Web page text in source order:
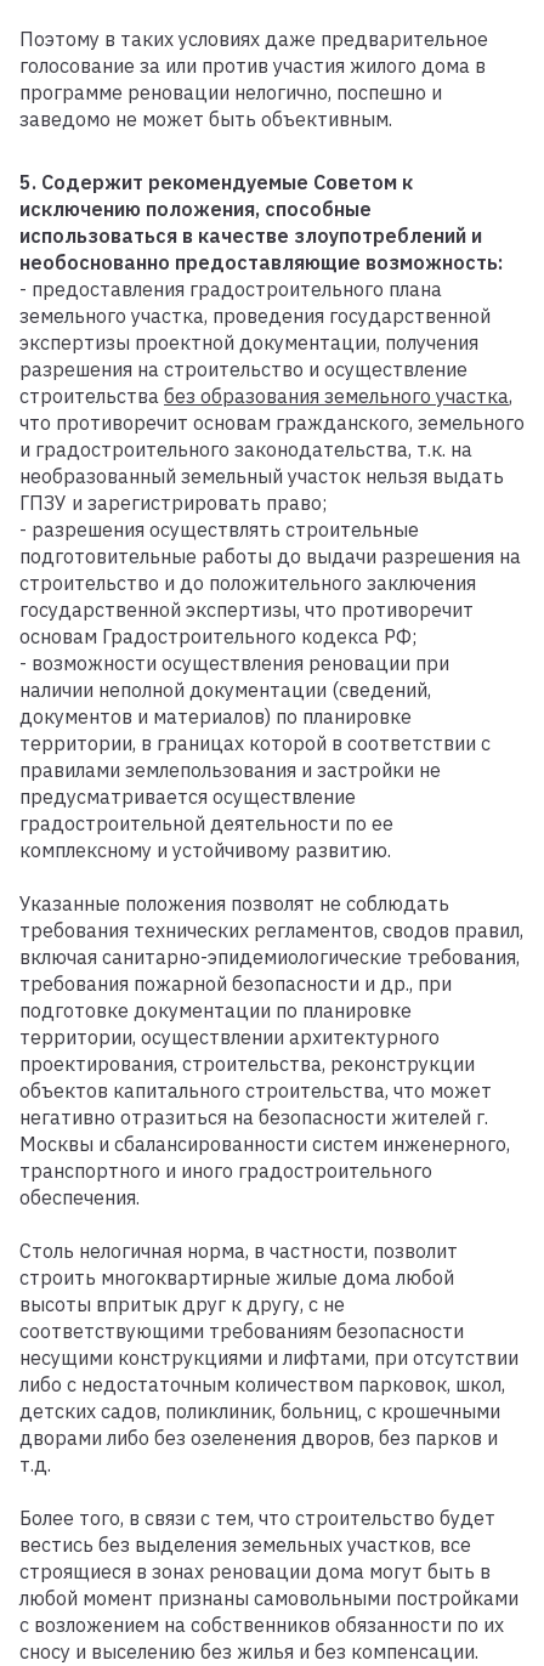
Поэтому в таких условиях даже предварительное
голосование за или против участия жилого дома в
программе реновации нелогично, поспешно и
заведомо не может быть объективным.
5. Содержит рекомендуемые Советом к
исключению положения, способные
использоваться в качестве злоупотреблений и
необоснованно предоставляющие возможность:
- предоставления градостроительного плана
земельного участка, проведения государственной
экспертизы проектной документации, получения
разрешения на строительство и осуществление
строительства без образования земельного участка,
что противоречит основам гражданского, земельного
и градостроительного законодательства, т.к. на
необразованный земельный участок нельзя выдать
ГПЗУ и зарегистрировать право;
- разрешения осуществлять строительные
подготовительные работы до выдачи разрешения на
строительство и до положительного заключения
государственной экспертизы, что противоречит
основам Градостроительного кодекса РФ;
- возможности осуществления реновации при
наличии неполной документации (сведений,
документов и материалов) по планировке
территории, в границах которой в соответствии с
правилами землепользования и застройки не
предусматривается осуществление
градостроительной деятельности по ее
комплексному и устойчивому развитию.
Указанные положения позволят не соблюдать
требования технических регламентов, сводов правил,
включая санитарно-эпидемиологические требования,
требования пожарной безопасности и др., при
подготовке документации по планировке
территории, осуществлении архитектурного
проектирования, строительства, реконструкции
объектов капитального строительства, что может
негативно отразиться на безопасности жителей г.
Москвы и сбалансированности систем инженерного,
транспортного и иного градостроительного
обеспечения.
Столь нелогичная норма, в частности, позволит
строить многоквартирные жилые дома любой
высоты впритык друг к другу, с не
соответствующими требованиям безопасности
несущими конструкциями и лифтами, при отсутствии
либо с недостаточным количеством парковок, школ,
детских садов, поликлиник, больниц, с крошечными
дворами либо без озеленения дворов, без парков и
т.д.
Более того, в связи с тем, что строительство будет
вестись без выделения земельных участков, все
строящиеся в зонах реновации дома могут быть в
любой момент признаны самовольными постройками
с возложением на собственников обязанности по их
сносу и выселению без жилья и без компенсации.